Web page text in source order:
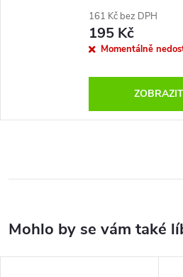
161 Kč bez DPH
195 Kč
Momentálně
ZOBRAZIT